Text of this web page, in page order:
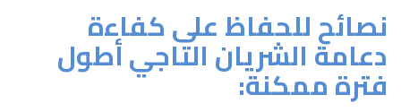
نصائح للحفاظ على كفاءة
دعامة الشريان التاجي أطول
فترة ممكنة: